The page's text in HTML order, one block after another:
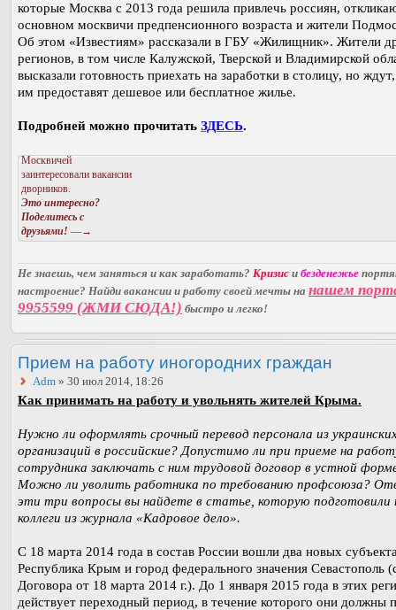
которые Москва с 2013 года решила привлечь россиян,
основном москвичи предпенсионного возраста и жители
Об этом «Известиям» рассказали в ГБУ «Жилищник». Жители
регионов, в том числе Калужской, Тверской и Владимирской
высказали готовность приехать на заработки в столицу, но ждут,
им предоставят дешевое или бесплатное жилье.
Подробней можно прочитать ЗДЕСЬ.
Москвичей
заинтересовали вакансии
дворников.
Это интересно?
Поделитесь с
друзьями! —→
Не знаешь, чем заняться и как заработать? Кризис и безденежье
настроение? Найди вакансии и работу своей мечты на нашем
9955599 (ЖМИ СЮДА!) быстро и легко!
Прием на работу иногородних граждан
Adm » 30 июл 2014, 18:26
Как принимать на работу и увольнять жителей Крыма.
Нужно ли оформлять срочный перевод персонала из
организаций в российские? Допустимо ли при приеме на
сотрудника заключать с ним трудовой договор в устной
Можно ли уволить работника по требованию профсоюза?
эти три вопросы вы найдете в статье, которую подготовили
коллеги из журнала «Кадровое дело».
С 18 марта 2014 года в состав России вошли два новых
Республика Крым и город федерального значения Севастополь
Договора от 18 марта 2014 г.). До 1 января 2015 года в этих
действует переходный период, в течение которого они должны